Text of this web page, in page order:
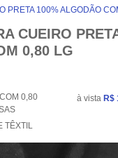
PRETA 100% ALGODÃO
CUEIRO
0,80 LG
COM 0,80
TÊXTIL
à vista R$